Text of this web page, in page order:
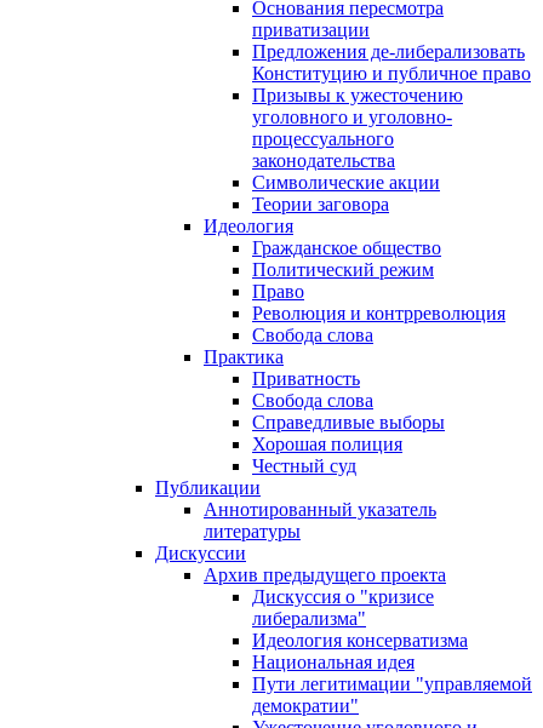
Основания пересмотра
приватизации
Предложения де-либерализовать
Конституцию и публичное право
Призывы к ужесточению
уголовного и уголовно-
процессуального
законодательства
Символические акции
Теории заговора
Идеология
Гражданское общество
Политический режим
Право
Революция и контрреволюция
Свобода слова
Практика
Приватность
Свобода слова
Справедливые выборы
Хорошая полиция
Честный суд
Публикации
Аннотированный указатель
литературы
Дискуссии
Архив предыдущего проекта
Дискуссия о "кризисе
либерализма"
Идеология консерватизма
Национальная идея
Пути легитимации "управляемой
демократии"